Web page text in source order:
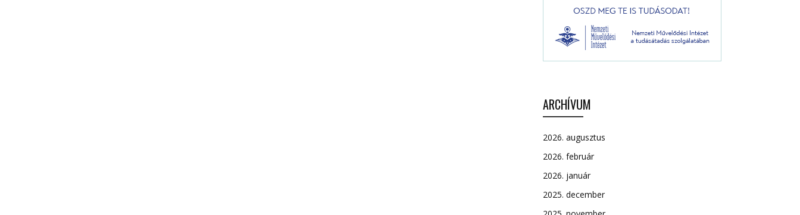
ARCHÍVUM
2026. augusztus
2026. február
2026. január
2025. december